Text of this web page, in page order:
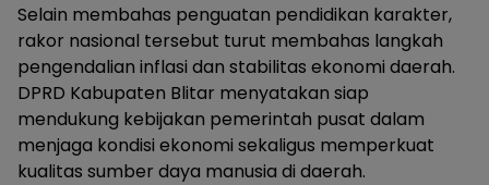
Selain membahas penguatan pendidikan karakter,
rakor nasional tersebut turut membahas langkah
pengendalian inflasi dan stabilitas ekonomi daerah.
DPRD Kabupaten Blitar menyatakan siap
mendukung kebijakan pemerintah pusat dalam
menjaga kondisi ekonomi sekaligus memperkuat
kualitas sumber daya manusia di daerah.